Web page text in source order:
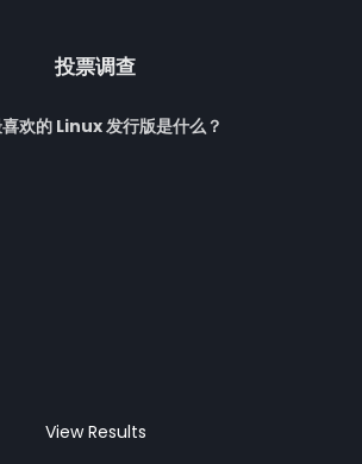
投票调查
欢的 Linux 发行版是什么？
View Results